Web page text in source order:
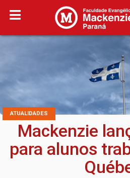
ATUALIDADES
Mackenzie
para alunos